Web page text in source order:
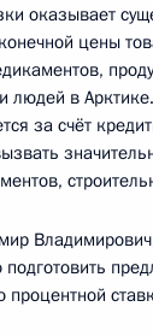
оказывает
цены
людей в
за счёт
подготовить
процентной